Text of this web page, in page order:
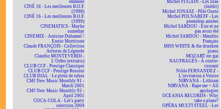
emmène
CINÉ 16 - Les meilleures B.O.F.
(1998)
CINÉ 16 - Les meilleures B.O.F.
(1999)
CINEMATICS - Maybe
someday
CINEMIX - Antoine Duhamel /
Ennio Morricone
Claude FRANÇOIS - Collection
Artistes de Légende
Claudio MONTEVERDI -
L'Orfeo (extraits)
CLUB CCF - Prestige Classique
CLUB CCF - Prestige Rossini
CLUB DIAL - Le plein de tubes
CMJ New Music Monthly 91 -
March 2001
CMJ New Music Monthly 92 -
April 2001
COCA-COLA - Let's party
selection 2004
Michel FUGAIN - Les lilas
(inédit)
Michel JONASZ - Pôle Ouest
Michel POLNAREFF - Les
premières années
Michel SARDOU - Être et ne
pas avoir été
Michel SARDOU - Maudits
Français
MISS WHITE & the drunken
piano
MOZART est gai
NAUFRAGÉS - À contre-
courant
Nilda FERNANDEZ -
L'invitation à Venise
NIRVANA - Lithium
NIRVANA - Rape me + All
apologies
OCEANIA RECORDS - Why
take a plane?
OPÉRA MULTI STEEL - Les